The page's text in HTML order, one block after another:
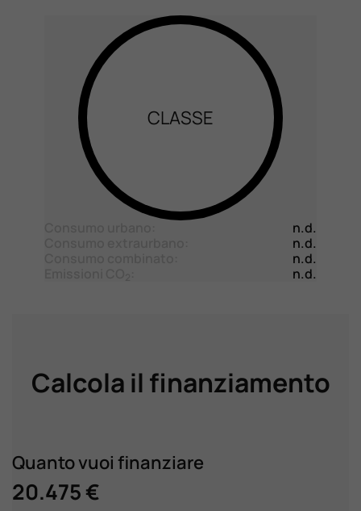
CLASSE
n.d.
n.d.
n.d.
n.d.
Calcola il finanziamento
Quanto vuoi finanziare
20.475 €